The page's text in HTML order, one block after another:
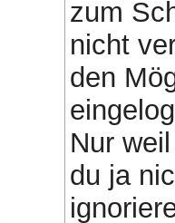
zum
nicht
den
Nur
du ja